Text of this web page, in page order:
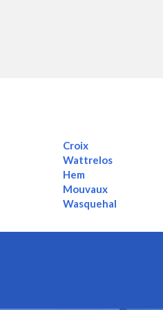
Croix
Wattrelos
Hem
Mouvaux
Wasquehal